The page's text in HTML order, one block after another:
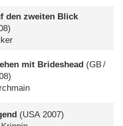
den zweiten Blick
mit Brideshead (GB/
(USA2007)